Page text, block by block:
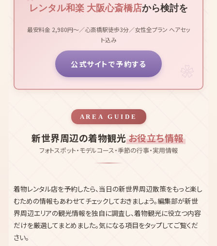
正絹アンティーク・本格派志向に
新世界周辺の着物レンタルなら
京都着物
最安料金 2,980円〜／心斎橋駅徒歩3分／女性全プラン ヘアセッ
ト込み
公式サイトで予約する
AREA GUIDE
新世界周辺の着物観光お役立ち情報